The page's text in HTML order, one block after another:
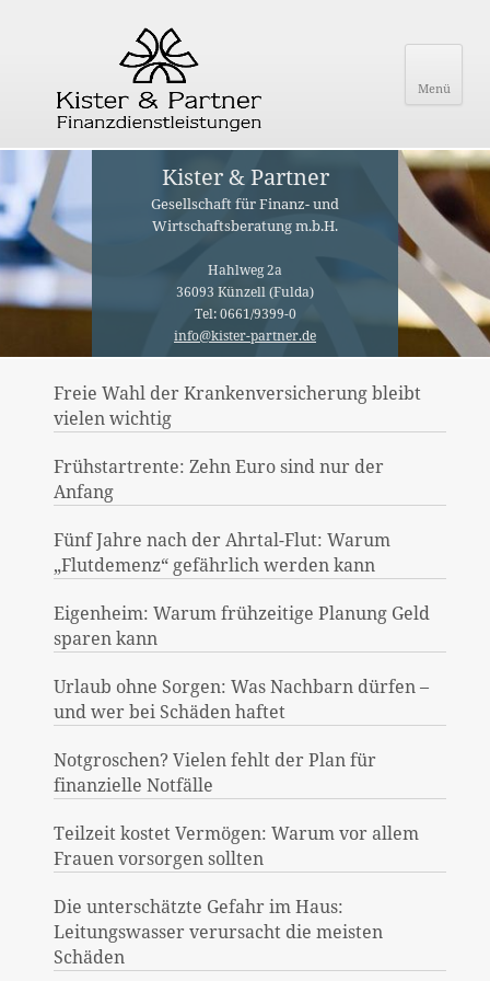
Menü
Kister & Partner
Gesellschaft für Finanz- und
Wirtschaftsberatung m.b.H.
Hahlweg 2a
36093 Künzell (Fulda)
Tel: 0661/9399-0
info@kister-partner.de
Freie Wahl der Krankenversicherung bleibt
vielen wichtig
Frühstartrente: Zehn Euro sind nur der
Anfang
Fünf Jahre nach der Ahrtal-Flut: Warum
„Flutdemenz“ gefährlich werden kann
Eigenheim: Warum frühzeitige Planung Geld
sparen kann
Urlaub ohne Sorgen: Was Nachbarn dürfen –
und wer bei Schäden haftet
Notgroschen? Vielen fehlt der Plan für
finanzielle Notfälle
Teilzeit kostet Vermögen: Warum vor allem
Frauen vorsorgen sollten
Die unterschätzte Gefahr im Haus:
Leitungswasser verursacht die meisten
Schäden